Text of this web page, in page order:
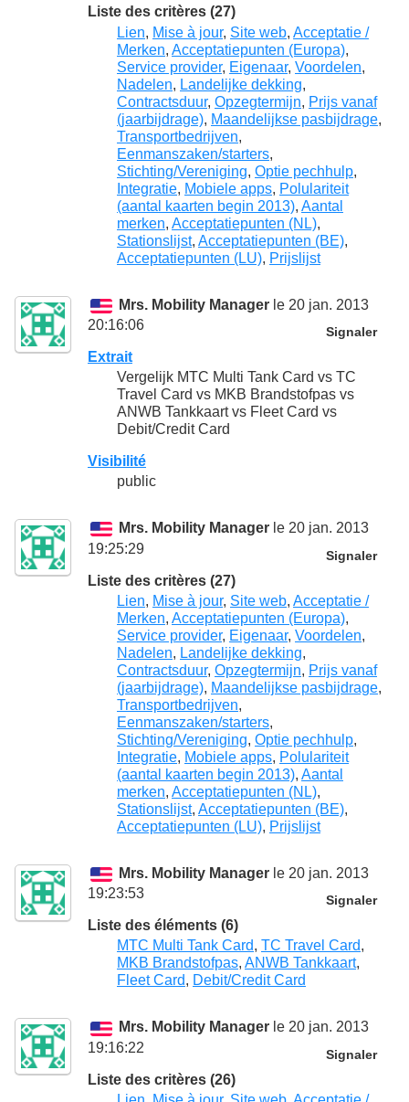
Liste des critères (27)
Lien, Mise à jour, Site web, Acceptatie /
Merken, Acceptatiepunten (Europa),
Service provider, Eigenaar, Voordelen,
Nadelen, Landelijke dekking,
Contractsduur, Opzegtermijn, Prijs vanaf
(jaarbijdrage), Maandelijkse pasbijdrage,
Transportbedrijven,
Eenmanszaken/starters,
Stichting/Vereniging, Optie pechhulp,
Integratie, Mobiele apps, Polulariteit
(aantal kaarten begin 2013), Aantal
merken, Acceptatiepunten (NL),
Stationslijst, Acceptatiepunten (BE),
Acceptatiepunten (LU), Prijslijst
Mrs. Mobility Manager le 20 jan. 2013
20:16:06
Signaler
Extrait
Vergelijk MTC Multi Tank Card vs TC
Travel Card vs MKB Brandstofpas vs
ANWB Tankkaart vs Fleet Card vs
Debit/Credit Card
Visibilité
public
Mrs. Mobility Manager le 20 jan. 2013
19:25:29
Signaler
Liste des critères (27)
Lien, Mise à jour, Site web, Acceptatie /
Merken, Acceptatiepunten (Europa),
Service provider, Eigenaar, Voordelen,
Nadelen, Landelijke dekking,
Contractsduur, Opzegtermijn, Prijs vanaf
(jaarbijdrage), Maandelijkse pasbijdrage,
Transportbedrijven,
Eenmanszaken/starters,
Stichting/Vereniging, Optie pechhulp,
Integratie, Mobiele apps, Polulariteit
(aantal kaarten begin 2013), Aantal
merken, Acceptatiepunten (NL),
Stationslijst, Acceptatiepunten (BE),
Acceptatiepunten (LU), Prijslijst
Mrs. Mobility Manager le 20 jan. 2013
19:23:53
Signaler
Liste des éléments (6)
MTC Multi Tank Card, TC Travel Card,
MKB Brandstofpas, ANWB Tankkaart,
Fleet Card, Debit/Credit Card
Mrs. Mobility Manager le 20 jan. 2013
19:16:22
Signaler
Liste des critères (26)